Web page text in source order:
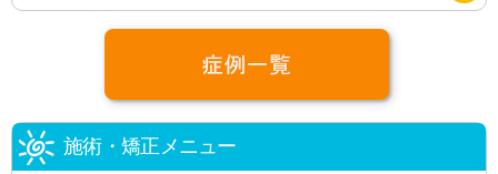
施術・矯正メニュー